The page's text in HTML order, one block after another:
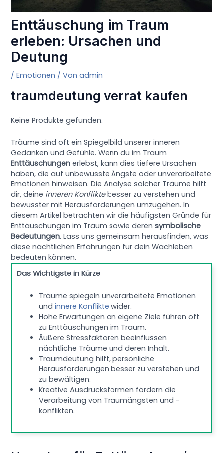
Enttäuschung im Traum
erleben: Ursachen und
Deutung
/Emotionen / Vonadmin
traumdeutung verrat kaufen
Keine Produkte gefunden.
Träume sind oft ein Spiegelbild unserer inneren
Gedanken und Gefühle. Wenn du im Traum
Enttäuschungen erlebst, kann dies tiefere Ursachen
haben, die auf unbewusste Ängste oder unverarbeitete
Emotionen hinweisen. Die Analyse solcher Träume hilft
dir, deine inneren Konfliktebesser zu verstehen und
bewusster mit Herausforderungen umzugehen. In
diesem Artikel betrachten wir die häufigsten Gründe für
Enttäuschungen im Traum sowie derensymbolische
Bedeutungen. Lass uns gemeinsam herausfinden, was
diese nächtlichen Erfahrungen für dein Wachleben
bedeuten können.
Das Wichtigste in Kürze
Träume spiegeln unverarbeitete Emotionen
undinnere Konflikte wider.
Hohe Erwartungen an eigene Ziele führen oft
zu Enttäuschungen im Traum.
Äußere Stressfaktoren beeinflussen
nächtliche Träume und deren Inhalt.
Traumdeutung hilft, persönliche
Herausforderungen besser zu verstehen und
zu bewältigen.
Kreative Ausdrucksformen fördern die
Verarbeitung von Traumängsten und -
konflikten.